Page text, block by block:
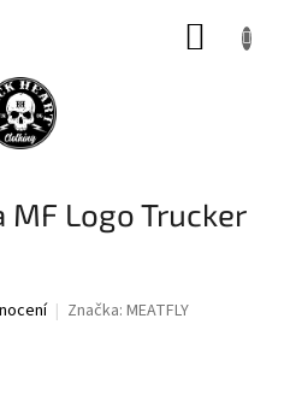
Logo Trucker
Značka: MEATFLY